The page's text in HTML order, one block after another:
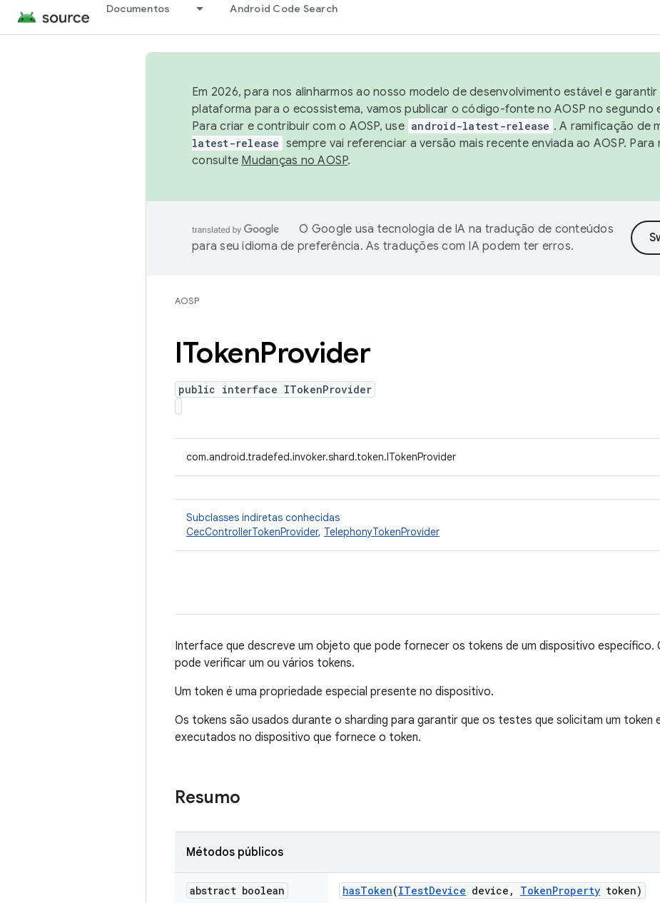
Documentos Android Code Search
Em 2026, para nos alinharmos ao nosso modelo de desenvolvimento estável e
plataforma para o ecossistema, vamos publicar o código-fonte no AOSP no segundo
Para criar e contribuir com o AOSP, use android-latest-release . A ramificação de
latest-release sempre vai referenciar a versão mais recente enviada ao AOSP. Para
consulte Mudanças no AOSP.
O Google usa tecnologia de IA na tradução de conteúdos
para seu idioma de preferência. As traduções com IA podem ter erros.
AOSP
ITokenProvider
public interface ITokenProvider
com.android.tradefed.invoker.shard.token.ITokenProvider
Subclasses indiretas conhecidas
CecControllerTokenProvider, TelephonyTokenProvider
Interface que descreve um objeto que pode fornecer os tokens de um dispositivo específico.
pode verificar um ou vários tokens.
Um token é uma propriedade especial presente no dispositivo.
Os tokens são usados durante o sharding para garantir que os testes que solicitam um token
executados no dispositivo que fornece o token.
Resumo
Métodos públicos
abstract boolean hasToken(ITestDevice device , TokenProperty token)